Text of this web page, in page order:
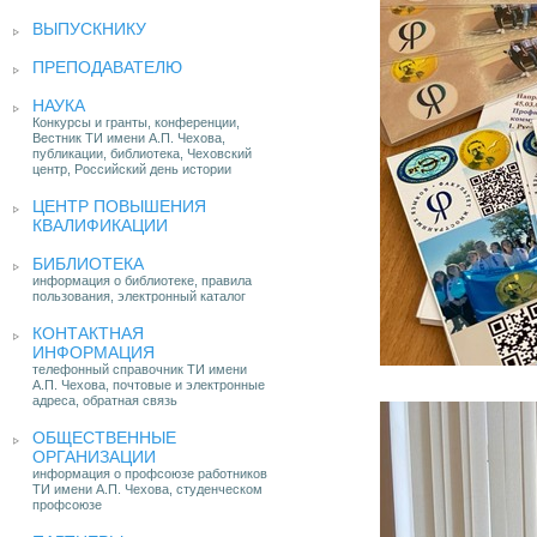
ВЫПУСКНИКУ
ПРЕПОДАВАТЕЛЮ
НАУКА
Конкурсы и гранты, конференции,
Вестник ТИ имени А.П. Чехова,
публикации, библиотека, Чеховский
центр, Российский день истории
ЦЕНТР ПОВЫШЕНИЯ
КВАЛИФИКАЦИИ
БИБЛИОТЕКА
информация о библиотеке, правила
пользования, электронный каталог
КОНТАКТНАЯ
ИНФОРМАЦИЯ
телефонный справочник ТИ имени
А.П. Чехова, почтовые и электронные
адреса, обратная связь
ОБЩЕСТВЕННЫЕ
ОРГАНИЗАЦИИ
информация о профсоюзе работников
ТИ имени А.П. Чехова, студенческом
профсоюзе